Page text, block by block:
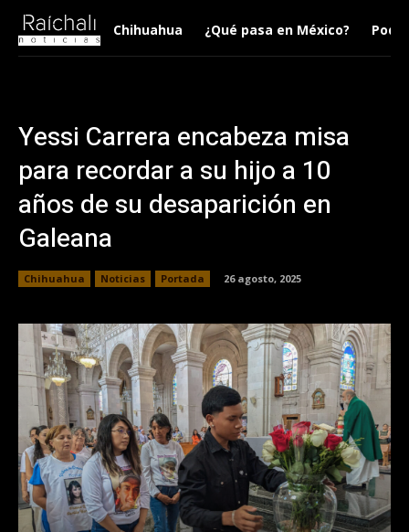
Chihuahua ¿Qué pasa en México?
Yessi Carrera encabeza misa
para recordar a su hijo a 10
años de su desaparición en
Galeana
Chihuahua Noticias Portada 26 agosto, 2025